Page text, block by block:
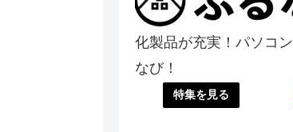
化製品が充実！パソコ
なび！
特集を見る